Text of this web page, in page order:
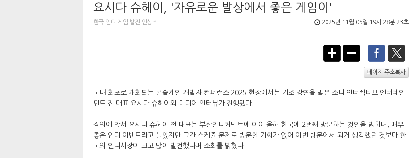
요시다 슈헤이, '자유로운 발상에서 좋은 게임이'
한국 인디 게임 발전 인상적 2025년 11월 06일 19시 28분 23초
페이지 주소복사
국내 최초로 개최되는 콘솔게임 개발자 컨퍼런스 2025 현장에서는 기조 강연을 맡은 소니 인터렉티브 엔터테인
먼트 전 대표 요시다 슈헤이와 미디어 인터뷰가 진행됐다.
질의에 앞서 요시다 슈헤이 전 대표는 부산인디커넥트에 이어 올해 한국에 2번째 방문하는 것임을 밝히며, 매우
좋은 인디 이벤트라고 들었지만 그간 스케쥴 문제로 방문할 기회가 없어 이번 방문에서 과거 생각했던 것보다 한
국의 인디시장이 크고 많이 발전했다며 소회를 밝혔다.